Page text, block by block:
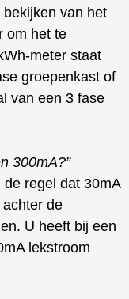
van het
om het te
meter staat
groepenkast of
van een 3 fase
300mA?”
regel dat 30mA
de
U heeft bij een
lekstroom